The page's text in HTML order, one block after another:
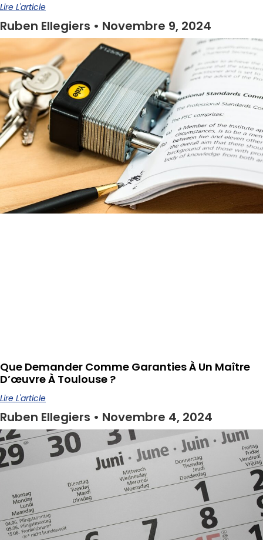
Lire L'article
Ruben Ellegiers Novembre 9, 2024
Que Demander Comme Garanties À Un Maître
D’œuvre À Toulouse ?
Lire L'article
Ruben Ellegiers Novembre 4, 2024